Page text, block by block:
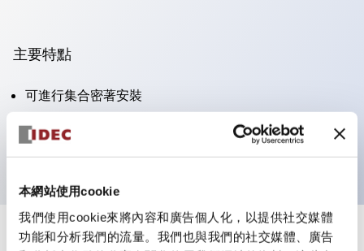
本網站使用cookie
我們使用cookie來將內容和廣告個人化，以提供社交媒體
功能和分析我們的流量。我們也與我們的社交媒體、廣告
主要特點
可進行集合密著安裝
附鎖選擇開關採用高安全性的彈子鎖結構
防護結構為IP65（IEC60529）
規格 顯示全部